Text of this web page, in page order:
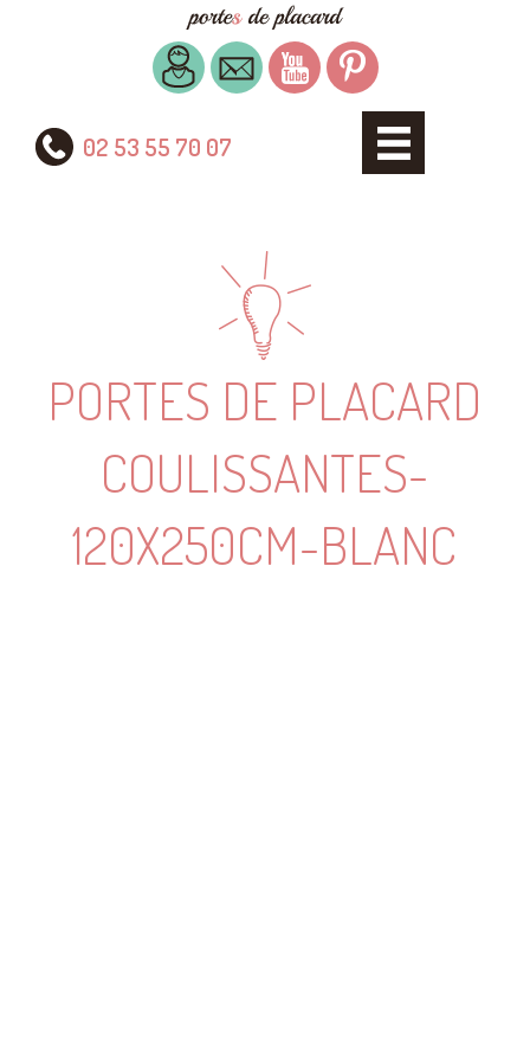
02 53 55 70 07
PORTES DE PLACARD
COULISSANTES-
120X250CM-BLANC